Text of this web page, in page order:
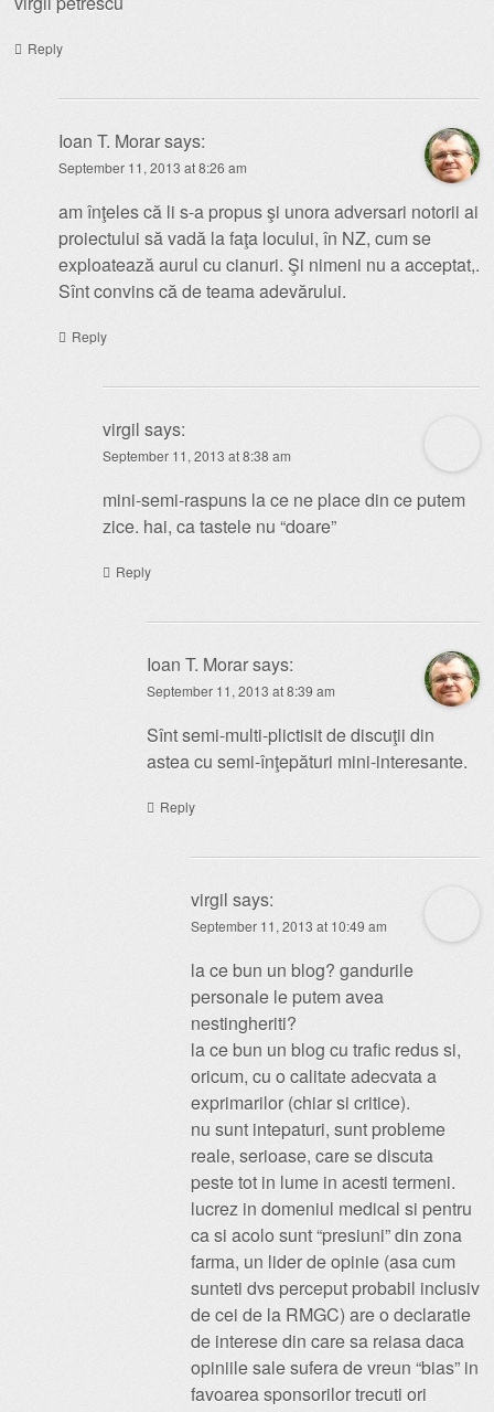
Reply
Ioan T. Morarsays:
September 11, 2013 at 8:26 am
am înţeles că li s-a propus şi unora adversari notorii ai
proiectului să vadă la faţa locului, în NZ, cum se
exploatează aurul cu cianuri. Şi nimeni nu a acceptat,.
Sînt convins că de teama adevărului.
Reply
virgil says:
September 11, 2013 at 8:38 am
mini-semi-raspuns la ce ne place din ce putem
zice. hai, ca tastele nu “doare”
Reply
Ioan T. Morarsays:
September 11, 2013 at 8:39 am
Sînt semi-multi-plictisit de discuţii din
astea cu semi-înţepături mini-interesante.
Reply
virgil says:
September 11, 2013 at 10:49 am
la ce bun un blog? gandurile
personale le putem avea
nestingheriti?
la ce bun un blog cu trafic redus si,
oricum, cu o calitate adecvata a
exprimarilor (chiar si critice).
nu sunt intepaturi, sunt probleme
reale, serioase, care se discuta
peste tot in lume in acesti termeni.
lucrez in domeniul medical si pentru
ca si acolo sunt “presiuni” din zona
farma, un lider de opinie (asa cum
sunteti dvs perceput probabil inclusiv
de cei de la RMGC) are o declaratie
de interese din care sa reiasa daca
opiniile sale sufera de vreun “bias” in
favoarea sponsorilor trecuti ori